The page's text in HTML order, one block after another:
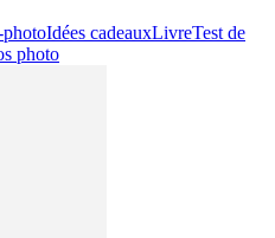
photoIdées cadeauxLivreTest de
photo